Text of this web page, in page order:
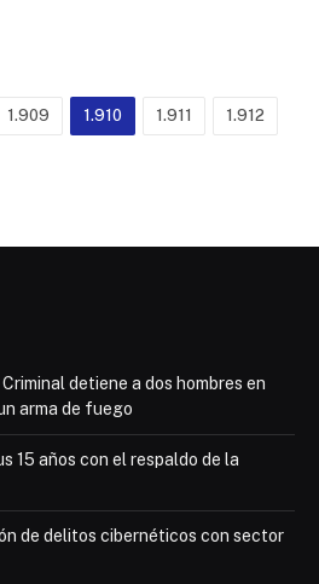
1.909 1.910 1.911 1.912
detiene a dos hombres en
arma de fuego
15 años con el respaldo de la
de delitos cibernéticos con sector